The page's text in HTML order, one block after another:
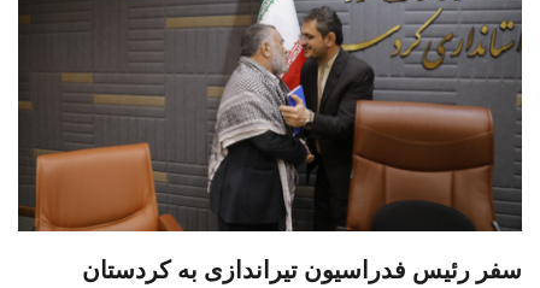
سفر رئیس فدراسیون تیراندازی به کردستان